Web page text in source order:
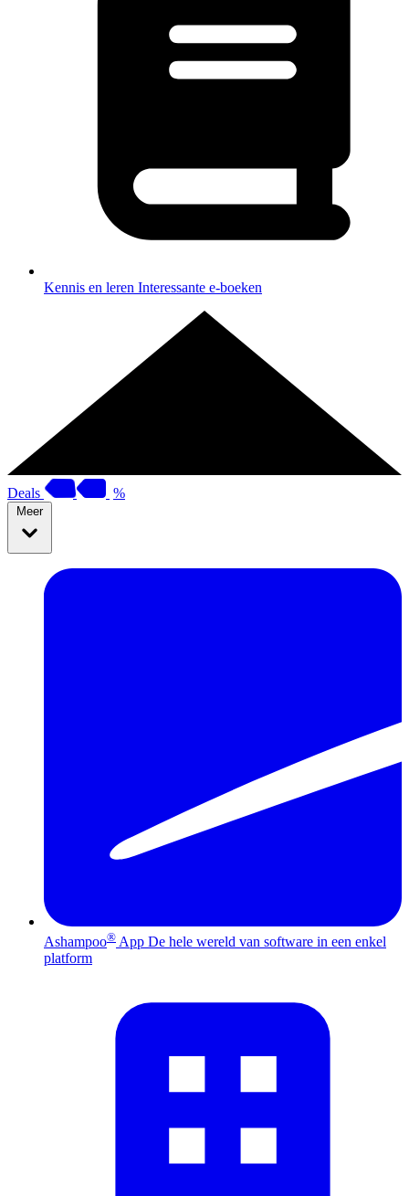
Kennis en leren Interessante e-boeken
Deals %
Meer
Ashampoo® App De hele wereld van software in een enkel
platform